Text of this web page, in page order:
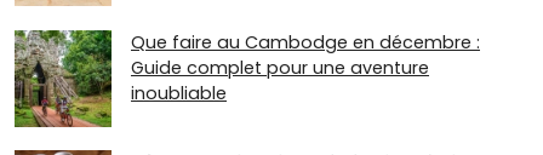
Que faire au Cambodge en décembre :
Guide complet pour une aventure
inoubliable